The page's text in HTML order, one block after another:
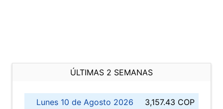
ÚLTIMAS 2 SEMANAS
Lunes 10 de Agosto 2026
3,157.43 COP